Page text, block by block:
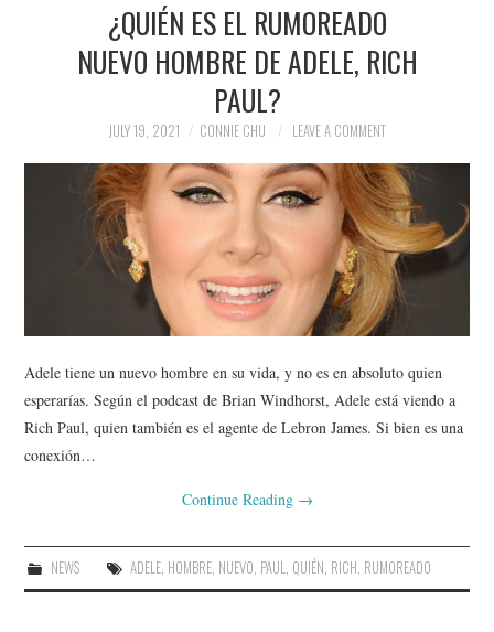
POLITICS
SOCIETY
SPORTS
TECHNOLOGY
¿QUIÉN ES EL RUMOREADO
NUEVO HOMBRE DE ADELE, RICH
PAUL?
JULY 19, 2021 CONNIE CHU LEAVE A COMMENT
Adele tiene un nuevo hombre en su vida, y no es en absoluto quien
esperarías. Según el podcast de Brian Windhorst, Adele está viendo a
Rich Paul, quien también es el agente de Lebron James. Si bien es una
conexión…
Continue Reading →
NEWS ADELE, HOMBRE, NUEVO, PAUL, QUIÉN, RICH, RUMOREADO